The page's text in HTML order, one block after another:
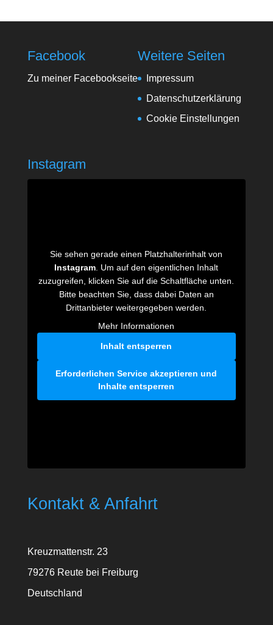
Facebook
Zu meiner Facebookseite
Weitere Seiten
Impressum
Datenschutzerklärung
Cookie Einstellungen
Instagram
Sie sehen gerade einen Platzhalterinhalt von
Instagram . Um auf den eigentlichen Inhalt
zuzugreifen, klicken Sie auf die Schaltfläche unten.
Bitte beachten Sie, dass dabei Daten an
Drittanbieter weitergegeben werden.
Mehr Informationen
Inhalt entsperren
Erforderlichen Service akzeptieren und
Inhalte entsperren
Kontakt & Anfahrt
Kreuzmattenstr. 23
79276 Reute bei Freiburg
Deutschland